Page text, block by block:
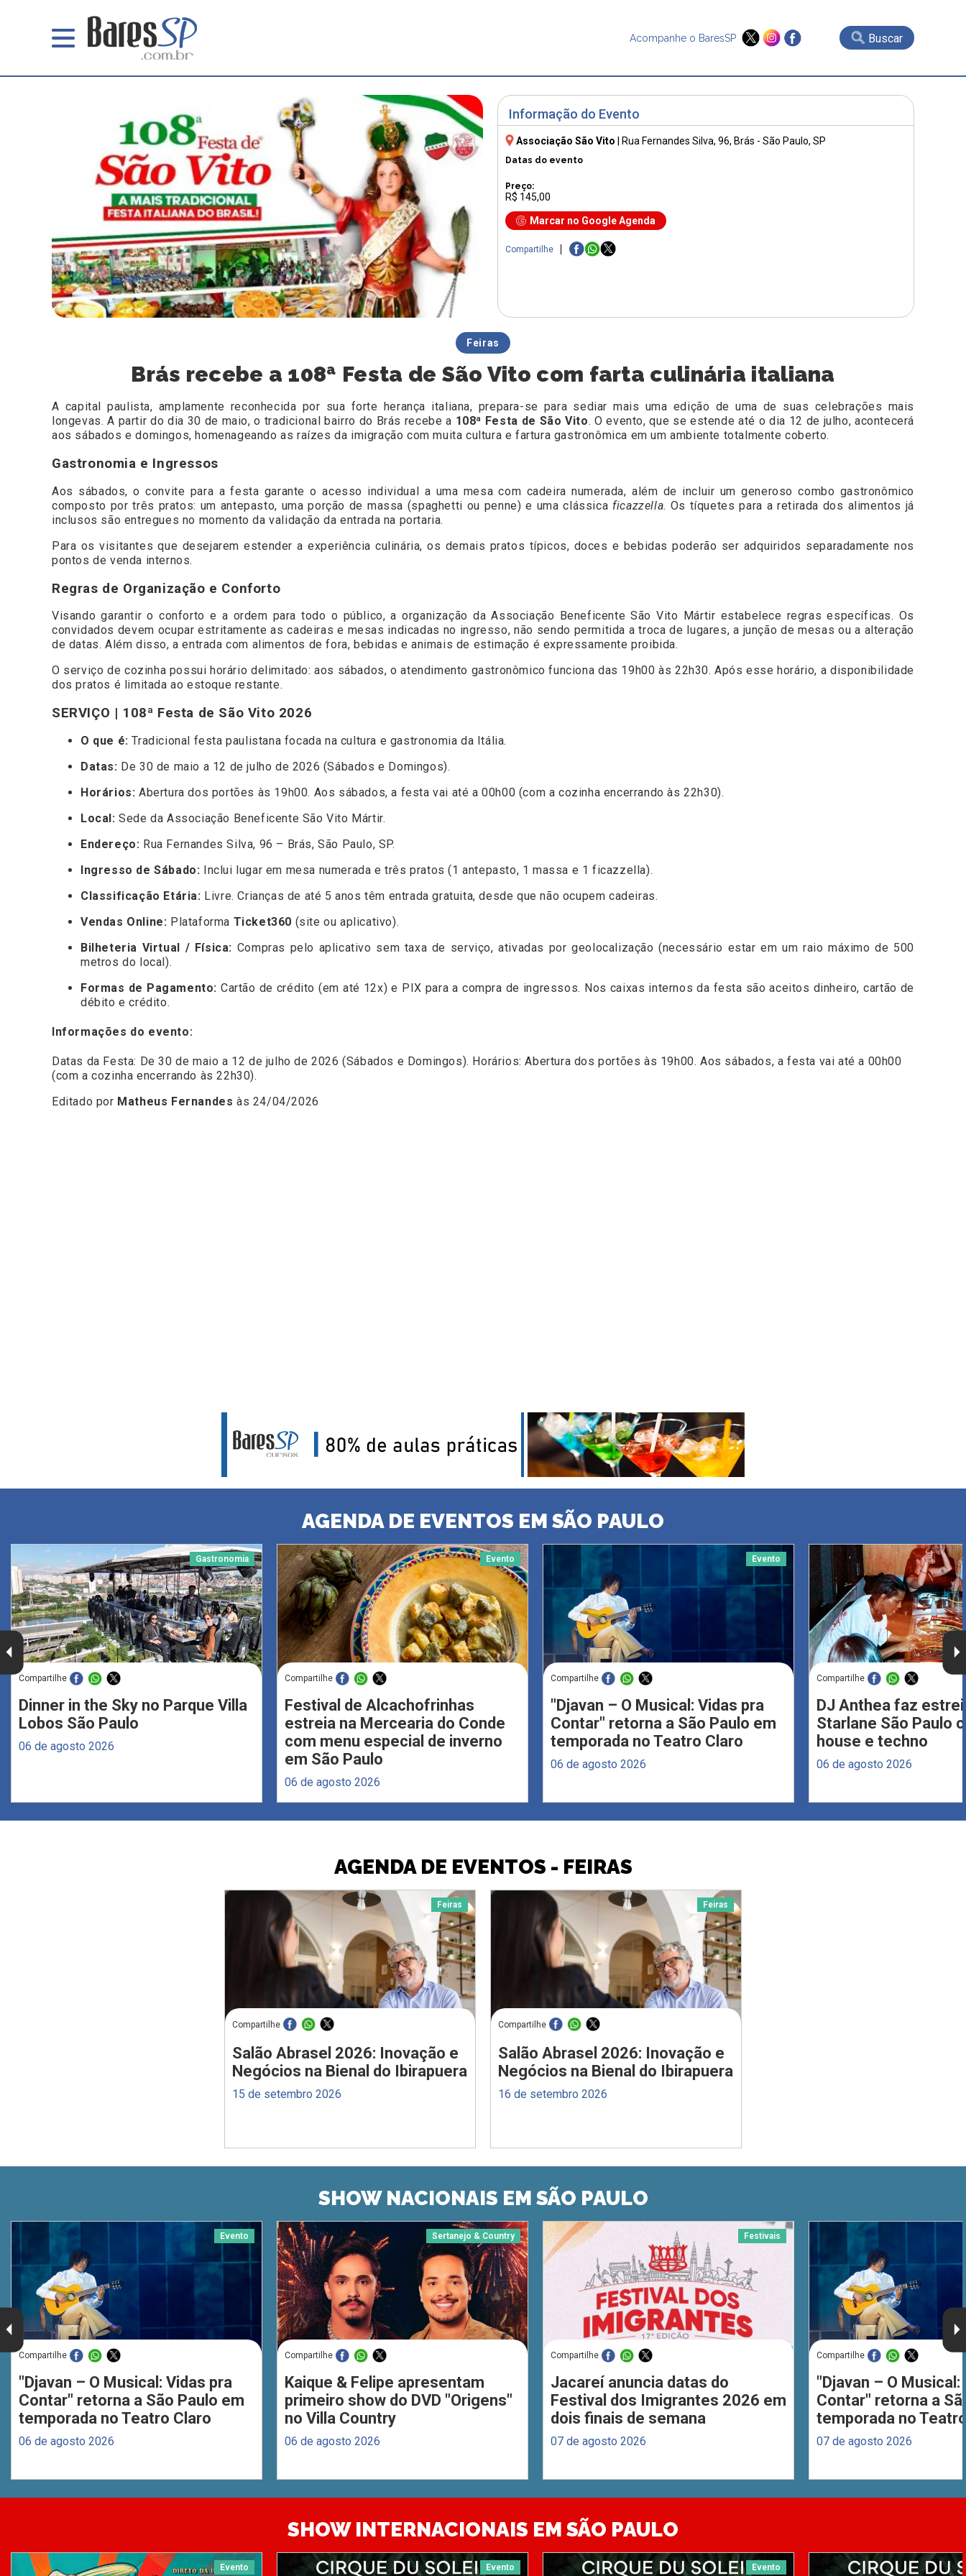
Acompanhe o BaresSP Buscar
Informação do Evento
Associação São Vito Rua Fernandes Silva, 96, Brás - São Paulo, SP
Datas do evento
Preço:
R$ 145,00
Marcar no Google Agenda
Compartilhe
Feiras
Brás recebe a 108ª Festa de São Vito com farta culinária italiana
A capital paulista, amplamente reconhecida por sua forte herança italiana, prepara-se para sediar mais uma edição de uma de suas celebrações mais
longevas. A partir do dia 30 de maio, o tradicional bairro do Brás recebe a 108ª Festa de São Vito. O evento, que se estende até o dia 12 de julho, acontecerá
aos sábados e domingos, homenageando as raízes da imigração com muita cultura e fartura gastronômica em um ambiente totalmente coberto.
Gastronomia e Ingressos
Aos sábados, o convite para a festa garante o acesso individual a uma mesa com cadeira numerada, além de incluir um generoso combo gastronômico
composto por três pratos: um antepasto, uma porção de massa (spaghetti ou penne) e uma clássica ficazzella. Os tíquetes para a retirada dos alimentos já
inclusos são entregues no momento da validação da entrada na portaria.
Para os visitantes que desejarem estender a experiência culinária, os demais pratos típicos, doces e bebidas poderão ser adquiridos separadamente nos
pontos de venda internos.
Regras de Organização e Conforto
Visando garantir o conforto e a ordem para todo o público, a organização da Associação Beneficente São Vito Mártir estabelece regras específicas. Os
convidados devem ocupar estritamente as cadeiras e mesas indicadas no ingresso, não sendo permitida a troca de lugares, a junção de mesas ou a alteração
de datas. Além disso, a entrada com alimentos de fora, bebidas e animais de estimação é expressamente proibida.
O serviço de cozinha possui horário delimitado: aos sábados, o atendimento gastronômico funciona das 19h00 às 22h30. Após esse horário, a disponibilidade
dos pratos é limitada ao estoque restante.
SERVIÇO | 108ª Festa de São Vito 2026
O que é: Tradicional festa paulistana focada na cultura e gastronomia da Itália.
Datas: De 30 de maio a 12 de julho de 2026 (Sábados e Domingos).
Horários: Abertura dos portões às 19h00. Aos sábados, a festa vai até a 00h00 (com a cozinha encerrando às 22h30).
Local: Sede da Associação Beneficente São Vito Mártir.
Endereço: Rua Fernandes Silva, 96 – Brás, São Paulo, SP.
Ingresso de Sábado: Inclui lugar em mesa numerada e três pratos (1 antepasto, 1 massa e 1 ficazzella).
Classificação Etária: Livre. Crianças de até 5 anos têm entrada gratuita, desde que não ocupem cadeiras.
Vendas Online: Plataforma Ticket360 (site ou aplicativo).
Bilheteria Virtual / Física: Compras pelo aplicativo sem taxa de serviço, ativadas por geolocalização (necessário estar em um raio máximo de 500
metros do local).
Formas de Pagamento: Cartão de crédito (em até 12x) e PIX para a compra de ingressos. Nos caixas internos da festa são aceitos dinheiro, cartão de
débito e crédito.
Informações do evento:
Datas da Festa: De 30 de maio a 12 de julho de 2026 (Sábados e Domingos). Horários: Abertura dos portões às 19h00. Aos sábados, a festa vai até a 00h00
(com a cozinha encerrando às 22h30).
Editado por Matheus Fernandes às 24/04/2026
AGENDA DE EVENTOS EM SÃO PAULO
Gastronomia
Compartilhe
Dinner in the Sky no Parque Villa
Lobos São Paulo
06 de agosto 2026
Evento
Compartilhe
Festival de Alcachofrinhas
estreia na Mercearia do Conde
com menu especial de inverno
em São Paulo
06 de agosto 2026
Evento
Compartilhe
"Djavan – O Musical: Vidas pra
Contar" retorna a São Paulo em
temporada no Teatro Claro
06 de agosto 2026
Compartilhe
DJ Anthea faz
Starlane São Paulo
house e techno
06 de agosto 2026
AGENDA DE EVENTOS - FEIRAS
Feiras
Compartilhe
Salão Abrasel 2026: Inovação e
Negócios na Bienal do Ibirapuera
15 de setembro 2026
Feiras
Compartilhe
Salão Abrasel 2026: Inovação e
Negócios na Bienal do Ibirapuera
16 de setembro 2026
SHOW NACIONAIS EM SÃO PAULO
Evento
Compartilhe
"Djavan – O Musical: Vidas pra
Contar" retorna a São Paulo em
temporada no Teatro Claro
06 de agosto 2026
Sertanejo & Country
Compartilhe
Kaique & Felipe apresentam
primeiro show do DVD "Origens"
no Villa Country
06 de agosto 2026
Festivais
Compartilhe
Jacareí anuncia datas do
Festival dos Imigrantes 2026 em
dois finais de semana
07 de agosto 2026
Compartilhe
"Djavan – O Musical:
Contar" retorna a
temporada no
07 de agosto 2026
SHOW INTERNACIONAIS EM SÃO PAULO
Evento Evento Evento